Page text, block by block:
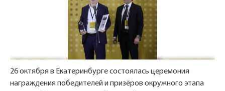
26 октября в Екатеринбурге состоялась церемония
награждения победителей и призёров окружного этапа
Укажите Ваш контактный телефон и имя
для связи, и наш менеджер поможет
сформировать Ваш заказ и рассчитать его
стоимость прямо по телефону.
Имя*